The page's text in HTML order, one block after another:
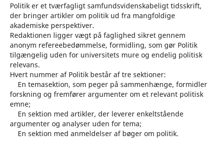
Politik er et tværfagligt samfundsvidenskabeligt tidsskrift,
der bringer artikler om politik ud fra mangfoldige
akademiske perspektiver.
Redaktionen ligger vægt på faglighed sikret gennem
anonym refereebedømmelse, formidling, som gør Politik
tilgængelig uden for universitets mure og endelig politisk
relevans.
Hvert nummer af Politik består af tre sektioner:
En temasektion, som peger på sammenhænge, formidler
forskning og fremfører argumenter om et relevant politisk
emne;
En sektion med artikler, der leverer enkeltstående
argumenter og analyser uden for tema;
En sektion med anmeldelser af bøger om politik.